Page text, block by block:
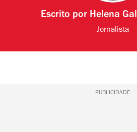
Escrito por Helena
Jornalista
PUBLICIDADE